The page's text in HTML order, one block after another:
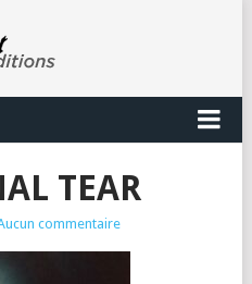
TEAR
commentaire